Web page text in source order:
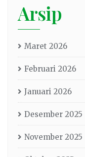
Arsip
Maret 2026
Februari 2026
Januari 2026
Desember 2025
November 2025